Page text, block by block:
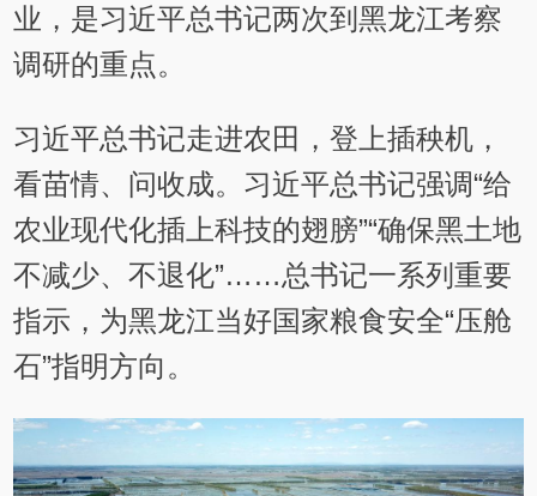
业，是习近平总书记两次到黑龙江考察
调研的重点。
习近平总书记走进农田，登上插秧机，
看苗情、问收成。习近平总书记强调“给
农业现代化插上科技的翅膀”“确保黑土地
不减少、不退化”……总书记一系列重要
指示，为黑龙江当好国家粮食安全“压舱
石”指明方向。